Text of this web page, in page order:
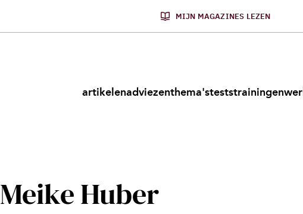
MIJN MAGAZINES LEZEN
artikelenadviezenthema'steststrainingen
Meike Huber